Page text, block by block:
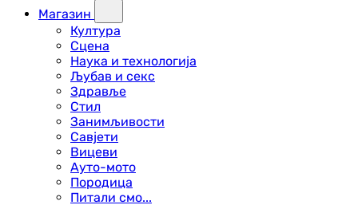
Магазин
Култура
Сцена
Наука и технологија
Љубав и секс
Здравље
Стил
Занимљивости
Савјети
Вицеви
Ауто-мото
Породица
Питали смо...